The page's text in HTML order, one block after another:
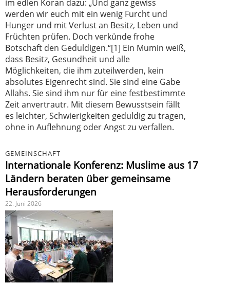
im edlen Koran dazu: „Und ganz gewiss
werden wir euch mit ein wenig Furcht und
Hunger und mit Verlust an Besitz, Leben und
Früchten prüfen. Doch verkünde frohe
Botschaft den Geduldigen.“[1] Ein Mumin weiß,
dass Besitz, Gesundheit und alle
Möglichkeiten, die ihm zuteilwerden, kein
absolutes Eigenrecht sind. Sie sind eine Gabe
Allahs. Sie sind ihm nur für eine festbestimmte
Zeit anvertrautr. Mit diesem Bewusstsein fällt
es leichter, Schwierigkeiten geduldig zu tragen,
ohne in Auflehnung oder Angst zu verfallen.
GEMEINSCHAFT
Internationale Konferenz: Muslime aus 17
Ländern beraten über gemeinsame
Herausforderungen
22. Juni 2026